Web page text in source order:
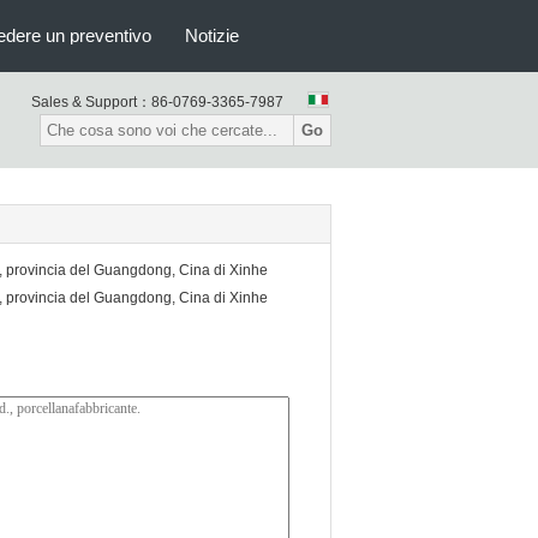
un preventivo Notizie
Sales & Support： 86-0769-3365-7987
Go
del Guangdong, Cina di Xinhe
del Guangdong, Cina di Xinhe